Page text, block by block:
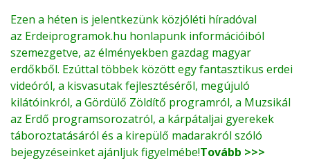
Ezen a héten is jelentkezünk közjóléti híradóval
az Erdeiprogramok.hu honlapunk információiból
szemezgetve, az élményekben gazdag magyar
erdőkből. Ezúttal többek között egy fantasztikus erdei
videóról, a kisvasutak fejlesztéséről, megújuló
kilátóinkról, a Gördülő Zöldítő programról, a Muzsikál
az Erdő programsorozatról, a kárpátaljai gyerekek
táboroztatásáról és a kirepülő madarakról szóló
bejegyzéseinket ajánljuk figyelmébe!Tovább >>>